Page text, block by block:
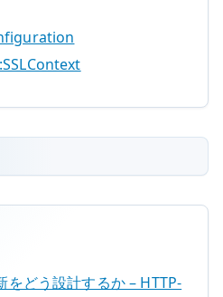
をどう設計するか – HTTP-